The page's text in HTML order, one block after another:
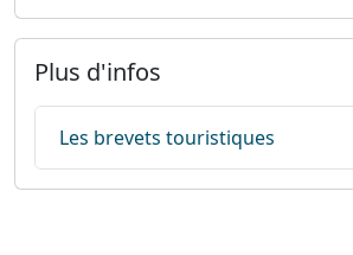
Plus d'infos
Les brevets touristiques